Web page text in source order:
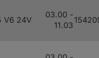
V6 24V
03.00 -
11.03
154